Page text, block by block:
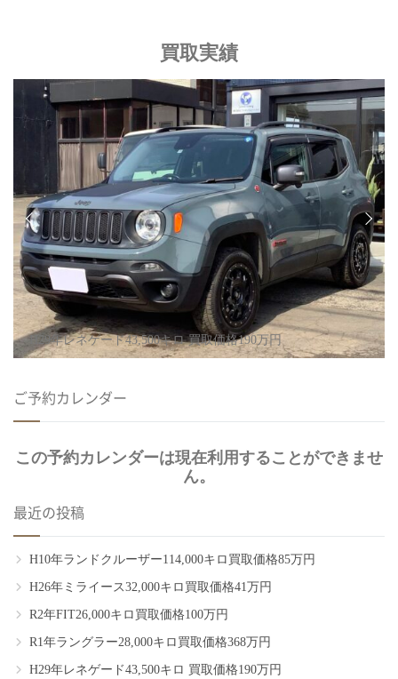
買取実績
H29年レネゲード43,500キロ 買取価格190万円
ご予約カレンダー
この予約カレンダーは現在利用することができませ
ん。
最近の投稿
H10年ランドクルーザー114,000キロ買取価格85万円
H26年ミライース32,000キロ買取価格41万円
R2年FIT26,000キロ買取価格100万円
R1年ラングラー28,000キロ買取価格368万円
H29年レネゲード43,500キロ 買取価格190万円